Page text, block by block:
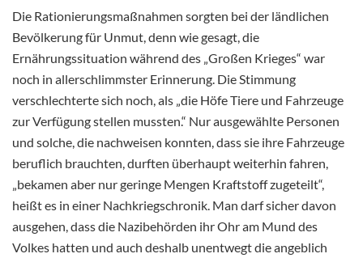
Die Rationierungsmaßnahmen sorgten bei der ländlichen
Bevölkerung für Unmut, denn wie gesagt, die
Ernährungssituation während des „Großen Krieges“ war
noch in allerschlimmster Erinnerung. Die Stimmung
verschlechterte sich noch, als „die Höfe Tiere und Fahrzeuge
zur Verfügung stellen mussten.“ Nur ausgewählte Personen
und solche, die nachweisen konnten, dass sie ihre Fahrzeuge
beruflich brauchten, durften überhaupt weiterhin fahren,
„bekamen aber nur geringe Mengen Kraftstoff zugeteilt“,
heißt es in einer Nachkriegschronik. Man darf sicher davon
ausgehen, dass die Nazibehörden ihr Ohr am Mund des
Volkes hatten und auch deshalb unentwegt die angeblich